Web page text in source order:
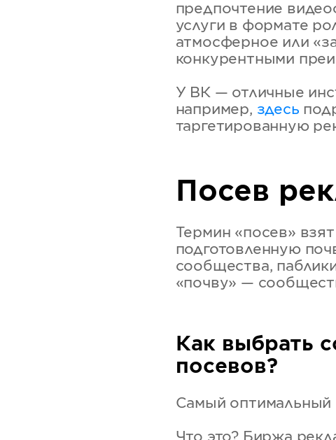
предпочтение
услуги в формате
атмосферное или
конкурентными
У ВК — отличные
например, здесь
таргетированную
Посев
Термин «посев»
подготовленную
сообщества,
«почву» —
Как выбрать
посевов?
Самый оптимальный
Что это? Биржа